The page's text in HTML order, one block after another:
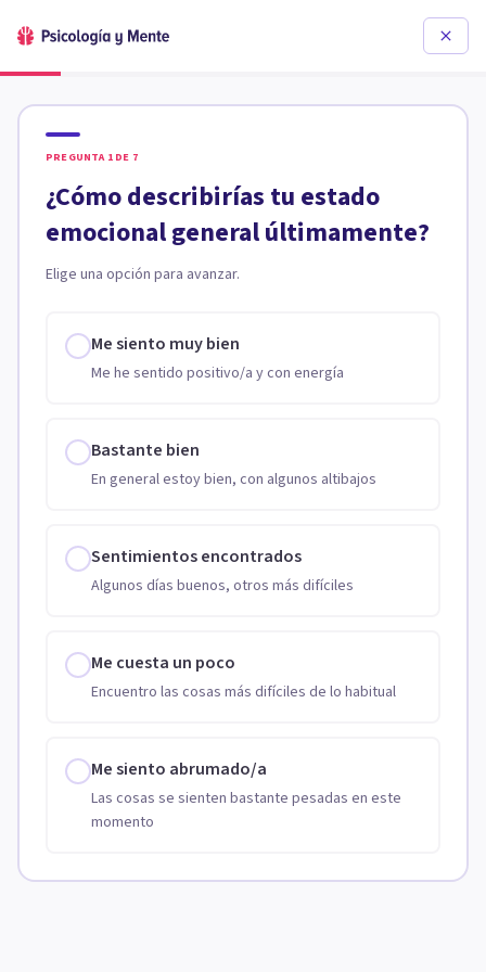
PREGUNTA 1 DE 7
¿Cómo describirías tu estado
emocional general últimamente?
Elige una opción para avanzar.
Me siento muy bien
Me he sentido positivo/a y con energía
Bastante bien
En general estoy bien, con algunos altibajos
Sentimientos encontrados
Algunos días buenos, otros más difíciles
Me cuesta un poco
Encuentro las cosas más difíciles de lo habitual
Me siento abrumado/a
Las cosas se sienten bastante pesadas en este
momento